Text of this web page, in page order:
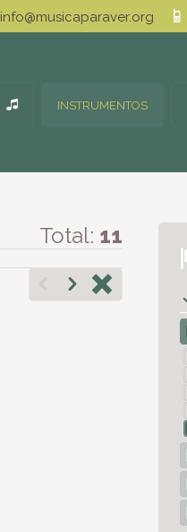
info@musicaparaver.org
INSTRUMENTOS
Total: 11